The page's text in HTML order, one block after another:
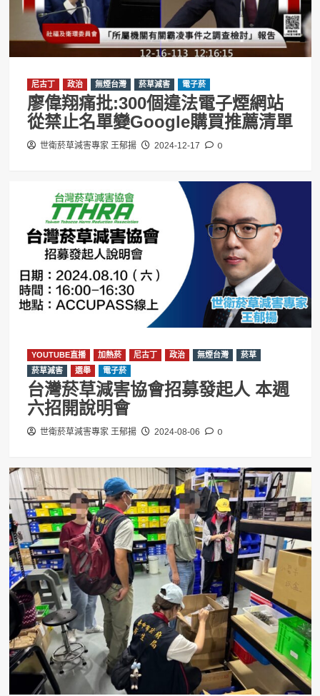
尼古丁 政治 無煙台灣 菸草減害 電子菸
廖偉翔痛批:300個違法電子煙網站
從禁止名單變Google購買推薦清單
世衛菸草減害專家 王郁揚 2024-12-17 0
YOUTUBE直播 加熱菸 尼古丁 政治 無煙台灣
菸草
菸草減害
選舉 電子菸
台灣菸草減害協會招募發起人 本週
六招開說明會
世衛菸草減害專家 王郁揚 2024-08-06 0